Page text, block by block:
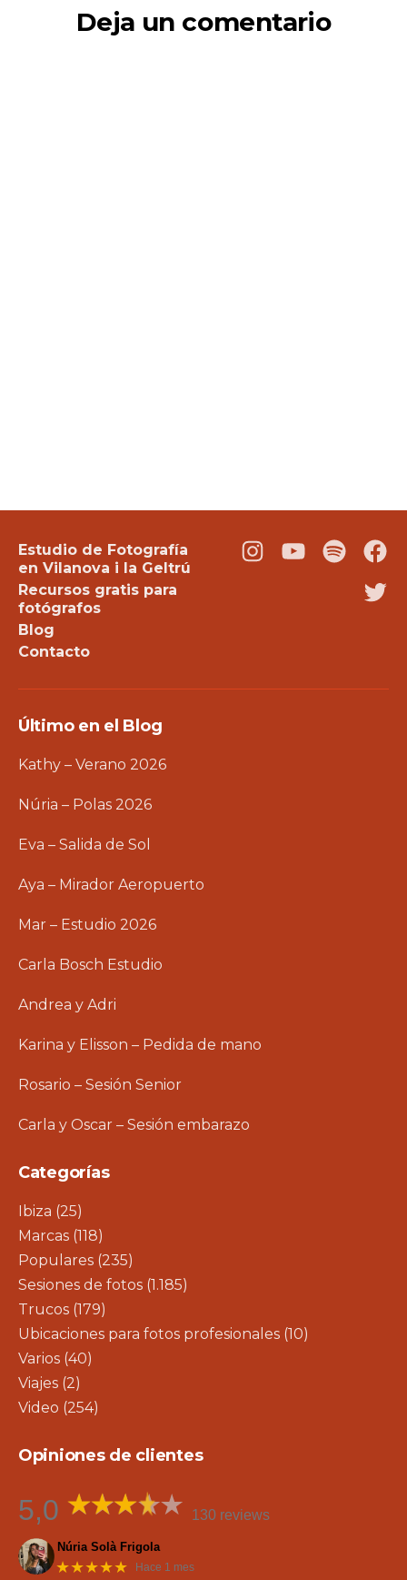
Deja un comentario
Estudio de Fotografía
en Vilanova i la Geltrú
Recursos gratis para
fotógrafos
Blog
Contacto
Instagram
YoutubePodcast
Último en el Blog
Kathy – Verano 2026
Núria – Polas 2026
Eva – Salida de Sol
Aya – Mirador Aeropuerto
Mar – Estudio 2026
Carla Bosch Estudio
Andrea y Adri
Karina y Elisson – Pedida de mano
Rosario – Sesión Senior
Carla y Oscar – Sesión embarazo
Categorías
Ibiza (25)
Marcas (118)
Populares (235)
Sesiones de fotos (1.185)
Trucos (179)
Ubicaciones para fotos profesionales (10)
Varios (40)
Viajes (2)
Video (254)
Opiniones de clientes
5,0 130 reviews
Núria Solà Frigola
★★★★★ Hace 1 mes